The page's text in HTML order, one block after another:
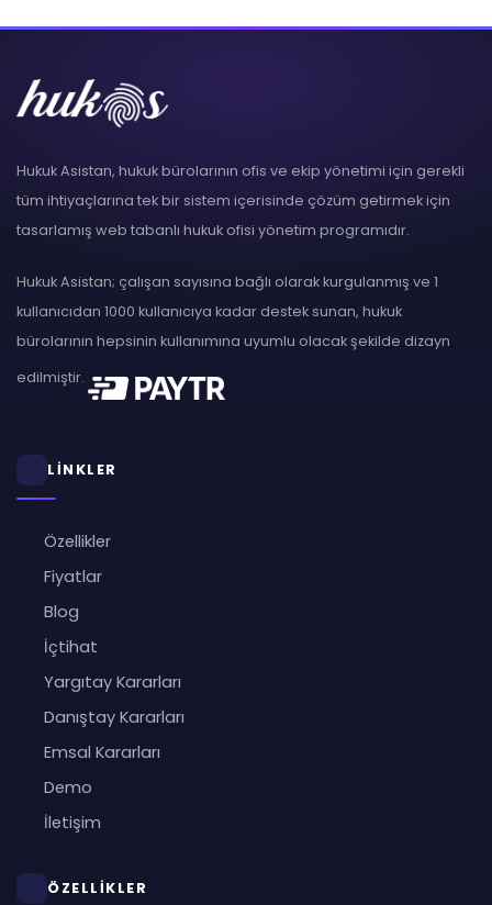
Hukuk Asistan, hukuk bürolarının ofis ve ekip yönetimi için gerekli
tüm ihtiyaçlarına tek bir sistem içerisinde çözüm getirmek için
tasarlamış web tabanlı hukuk ofisi yönetim programıdır.
Hukuk Asistan; çalışan sayısına bağlı olarak kurgulanmış ve 1
kullanıcıdan 1000 kullanıcıya kadar destek sunan, hukuk
bürolarının hepsinin kullanımına uyumlu olacak şekilde dizayn
edilmiştir.
LİNKLER
Özellikler
Fiyatlar
Blog
İçtihat
Yargıtay Kararları
Danıştay Kararları
Emsal Kararları
Demo
İletişim
ÖZELLİKLER